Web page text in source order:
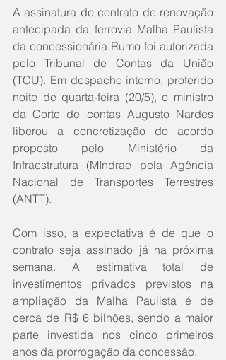
A assinatura do contrato de renovação
antecipada da ferrovia Malha Paulista
da concessionária Rumo foi autorizada
pelo Tribunal de Contas da União
(TCU). Em despacho interno, proferido
noite de quarta-feira (20/5), o ministro
da Corte de contas Augusto Nardes
liberou a concretização do acordo
proposto pelo Ministério da
Infraestrutura (MIndrae pela Agência
Nacional de Transportes Terrestres
(ANTT).
Com isso, a expectativa é de que o
contrato seja assinado já na próxima
semana. A estimativa total de
investimentos privados previstos na
ampliação da Malha Paulista é de
cerca de R$ 6 bilhões, sendo a maior
parte investida nos cinco primeiros
anos da prorrogação da concessão.